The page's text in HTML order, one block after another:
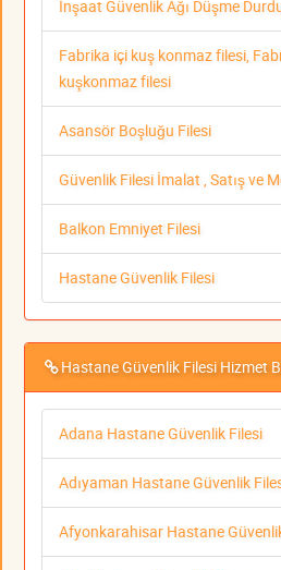
İnşaat Güvenlik Ağı Düşme
Fabrika içi kuş konmaz filesi,
kuşkonmaz filesi
Asansör Boşluğu Filesi
Güvenlik Filesi İmalat , Satış ve
Balkon Emniyet Filesi
Hastane Güvenlik Filesi
Hastane Güvenlik Filesi Hizmet
Adana Hastane Güvenlik Filesi
Adıyaman Hastane Güvenlik
Afyonkarahisar Hastane